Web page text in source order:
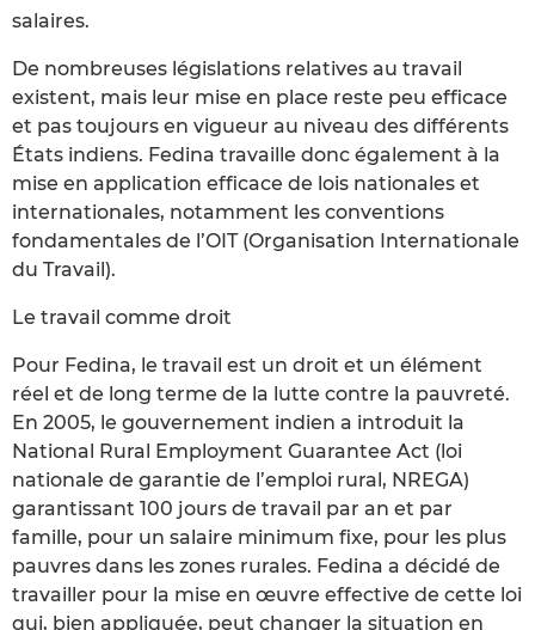
salaires.
De nombreuses législations relatives au travail
existent, mais leur mise en place reste peu efficace
et pas toujours en vigueur au niveau des différents
États indiens. Fedina travaille donc également à la
mise en application efficace de lois nationales et
internationales, notamment les conventions
fondamentales de l’OIT (Organisation Internationale
du Travail).
Le travail comme droit
Pour Fedina, le travail est un droit et un élément
réel et de long terme de la lutte contre la pauvreté.
En 2005, le gouvernement indien a introduit la
National Rural Employment Guarantee Act (loi
nationale de garantie de l’emploi rural, NREGA)
garantissant 100 jours de travail par an et par
famille, pour un salaire minimum fixe, pour les plus
pauvres dans les zones rurales. Fedina a décidé de
travailler pour la mise en œuvre effective de cette loi
qui, bien appliquée, peut changer la situation en